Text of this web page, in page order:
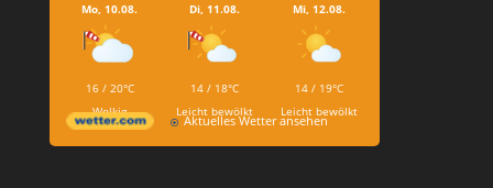
Mo, 10.08.
16 / 20°C
Wolkig
Di, 11.08.
14 / 18°C
Leicht bewölkt
Mi, 12.08.
14 / 19°C
Leicht bewölkt
Aktuelles Wetter ansehen